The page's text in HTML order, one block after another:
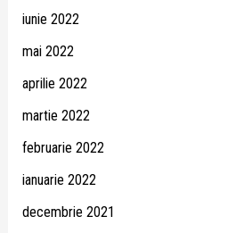
iunie 2022
mai 2022
aprilie 2022
martie 2022
februarie 2022
ianuarie 2022
decembrie 2021